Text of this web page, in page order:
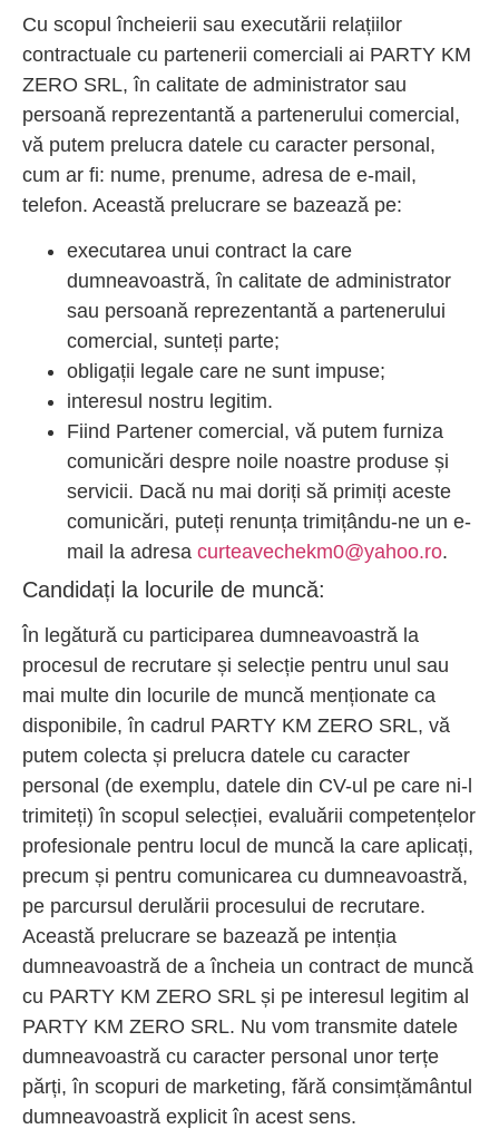
Cu scopul încheierii sau executării relațiilor
contractuale cu partenerii comerciali ai PARTY KM
ZERO SRL, în calitate de administrator sau
persoană reprezentantă a partenerului comercial,
vă putem prelucra datele cu caracter personal,
cum ar fi: nume, prenume, adresa de e-mail,
telefon. Această prelucrare se bazează pe:
executarea unui contract la care
dumneavoastră, în calitate de administrator
sau persoană reprezentantă a partenerului
comercial, sunteți parte;
obligații legale care ne sunt impuse;
interesul nostru legitim.
Fiind Partener comercial, vă putem furniza
comunicări despre noile noastre produse și
servicii. Dacă nu mai doriți să primiți aceste
comunicări, puteți renunța trimițându-ne un e-
mail la adresa curteavechekm0@yahoo.ro.
Candidați la locurile de muncă:
În legătură cu participarea dumneavoastră la
procesul de recrutare și selecție pentru unul sau
mai multe din locurile de muncă menționate ca
disponibile, în cadrul PARTY KM ZERO SRL, vă
putem colecta și prelucra datele cu caracter
personal (de exemplu, datele din CV-ul pe care ni-l
trimiteți) în scopul selecției, evaluării competențelor
profesionale pentru locul de muncă la care aplicați,
precum și pentru comunicarea cu dumneavoastră,
pe parcursul derulării procesului de recrutare.
Această prelucrare se bazează pe intenția
dumneavoastră de a încheia un contract de muncă
cu PARTY KM ZERO SRL și pe interesul legitim al
PARTY KM ZERO SRL. Nu vom transmite datele
dumneavoastră cu caracter personal unor terțe
părți, în scopuri de marketing, fără consimțământul
dumneavoastră explicit în acest sens.